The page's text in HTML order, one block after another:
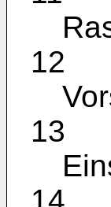
12
13